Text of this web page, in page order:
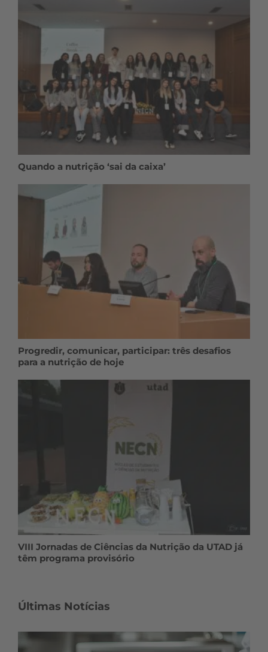
Quando a nutrição ‘sai da caixa’
Progredir, comunicar, participar: três desafios
para a nutrição de hoje
VIII Jornadas de Ciências da Nutrição da UTAD já
têm programa provisório
Últimas Notícias